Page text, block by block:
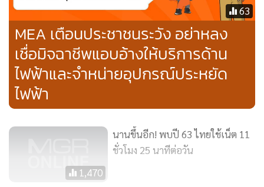
86,400 วินาที พวกบอทจึงสามารถเล่นเพลงได้ถึง 2,880 เพลงต่อ
วันต่ออุปกรณ์หนึ่งเครื่อง บอท 1,000 ตัวก็เล่นได้ 2.9 ล้านแทร็ก
ประมาณว่าในหนึ่งเดือน มีการเล่นเพลงไม่ถูกกฎหมาย 86.4 ล้าน
ครั้ง หากเทียบเป็นเงินแล้วเกือบหนึ่งในสี่ล้านดอลลาร์คือรายได้ที่
หายไป
สร้างเครื่องมือลวงผู้ฟัง
จากรายงานผลสำรวจตลาดของ Counterpoint เผยว่า รายได้
ของปี 2563 ส่วนหนึ่งมาจากความนิยมใช้งานอย่างมากใน
63
MEA เตือนประชาชนระวัง อย่าหลง
เชื่อมิจฉาชีพแอบอ้างให้บริการด้าน
ไฟฟ้าและจำหน่ายอุปกรณ์ประหยัด
ไฟฟ้า
1,470
นานขึ้นอีก! พบปี 63 ไทยใช้เน็ต 11
ชั่วโมง 25 นาทีต่อวัน